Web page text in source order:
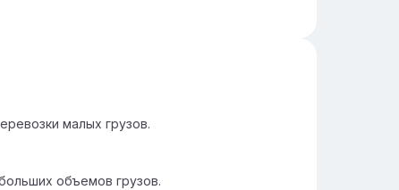
малых грузов.
объемов грузов.